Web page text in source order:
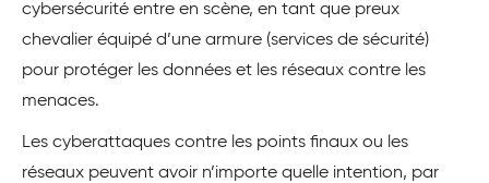
cybersécurité entre en scène, en tant que preux
chevalier équipé d’une armure (services de sécurité)
pour protéger les données et les réseaux contre les
menaces.
Les cyberattaques contre les points finaux ou les
réseaux peuvent avoir n’importe quelle intention, par